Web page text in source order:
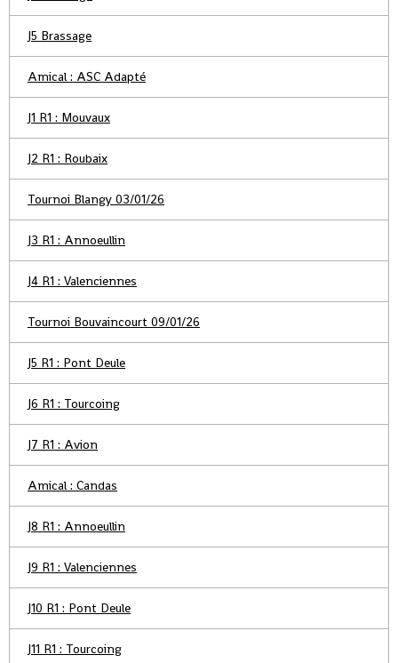
J5 Brassage
Amical : ASC Adapté
J1 R1 : Mouvaux
J2 R1 : Roubaix
Tournoi Blangy 03/01/26
J3 R1 : Annoeullin
J4 R1 : Valenciennes
Tournoi Bouvaincourt 09/01/26
J5 R1 : Pont Deule
J6 R1 : Tourcoing
J7 R1 : Avion
Amical : Candas
J8 R1 : Annoeullin
J9 R1 : Valenciennes
J10 R1 : Pont Deule
J11 R1 : Tourcoing